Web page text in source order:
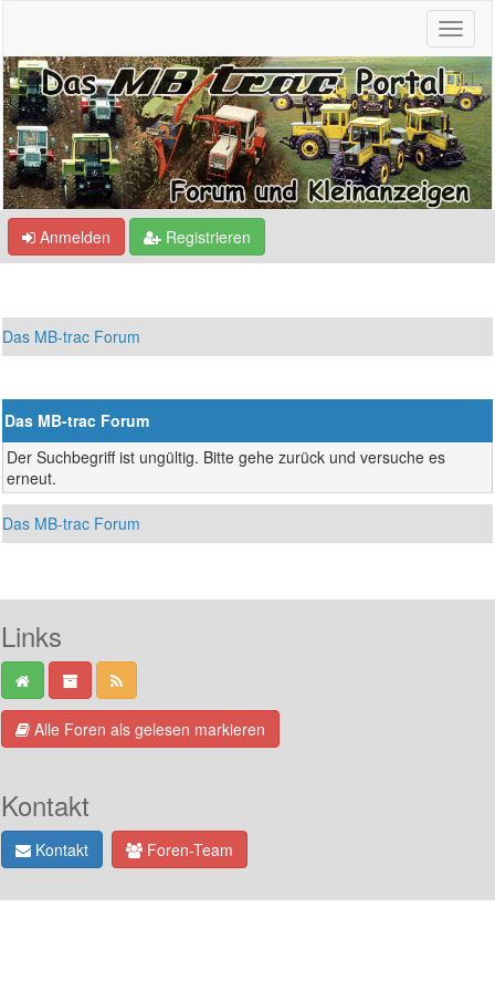
Anmelden Registrieren
Das MB-trac Forum
Das MB-trac Forum
Der Suchbegriff ist ungültig. Bitte gehe zurück und versuche es
erneut.
Das MB-trac Forum
Links
Alle Foren als gelesen markieren
Kontakt
Kontakt Foren-Team